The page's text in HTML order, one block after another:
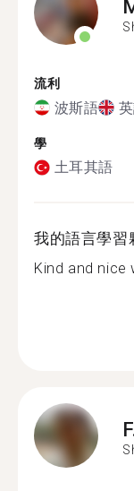
流利
波斯語
學
土耳其語
我的語言學習
Kind and nice